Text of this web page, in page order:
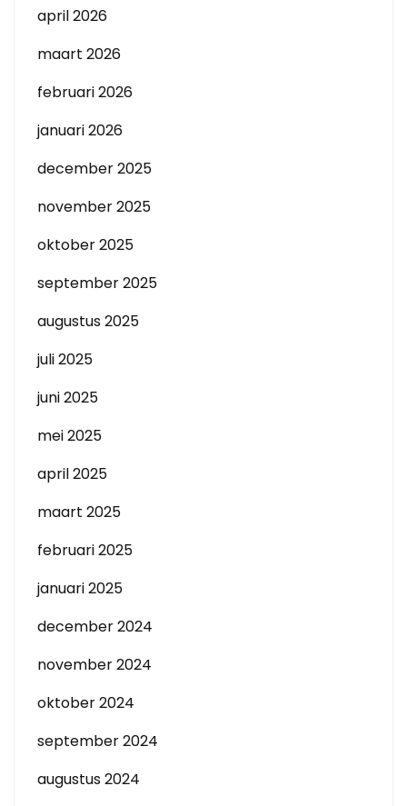
april 2026
maart 2026
februari 2026
januari 2026
december 2025
november 2025
oktober 2025
september 2025
augustus 2025
juli 2025
juni 2025
mei 2025
april 2025
maart 2025
februari 2025
januari 2025
december 2024
november 2024
oktober 2024
september 2024
augustus 2024